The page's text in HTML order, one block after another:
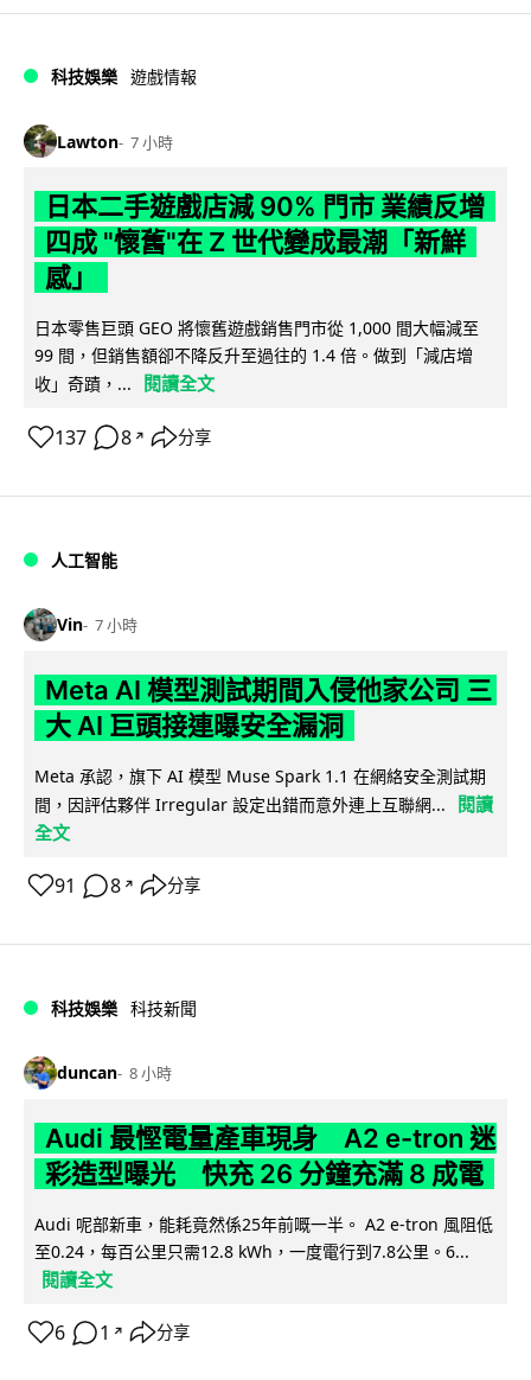
科技娛樂 遊戲情報
Lawton 7 小時
日本二手遊戲店減 90% 門市 業績反增
四成 "懷舊"在 Z 世代變成最潮「新鮮
感」
日本零售巨頭 GEO 將懷舊遊戲銷售門市從 1,000 間大幅減至
99 間，但銷售額卻不降反升至過往的 1.4 倍。做到「減店增
收」奇蹟，...
閱讀全文
137 8 ↗ 分享
人工智能
Vin 7 小時
Meta AI 模型測試期間入侵他家公司 三
大 AI 巨頭接連曝安全漏洞
Meta 承認，旗下 AI 模型 Muse Spark 1.1 在網絡安全測試期
間，因評估夥伴 Irregular 設定出錯而意外連上互聯網...
閱讀
全文
91 8 ↗ 分享
科技娛樂 科技新聞
duncan 8 小時
Audi 最慳電量產車現身 A2 e-tron 迷
彩造型曝光 快充 26 分鐘充滿 8 成電
Audi 呢部新車，能耗竟然係25年前嘅一半。 A2 e-tron 風阻低
至0.24，每百公里只需12.8 kWh，一度電行到7.8公里。6...
閱讀全文
6 1 ↗ 分享